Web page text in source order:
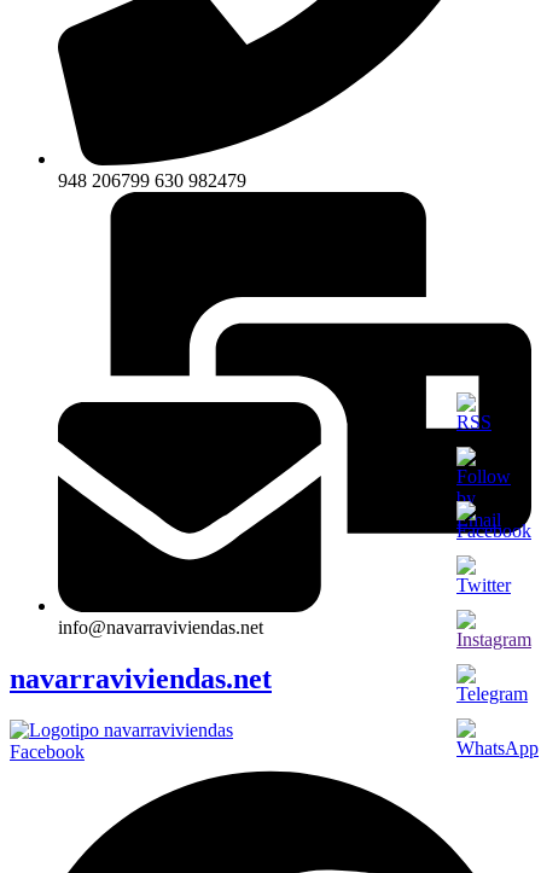
948 206799 630 982479
info@navarraviviendas.net
navarraviviendas.net
Facebook